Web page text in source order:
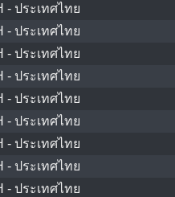
- ประเทศไทย
- ประเทศไทย
- ประเทศไทย
- ประเทศไทย
- ประเทศไทย
- ประเทศไทย
- ประเทศไทย
- ประเทศไทย
- ประเทศไทย